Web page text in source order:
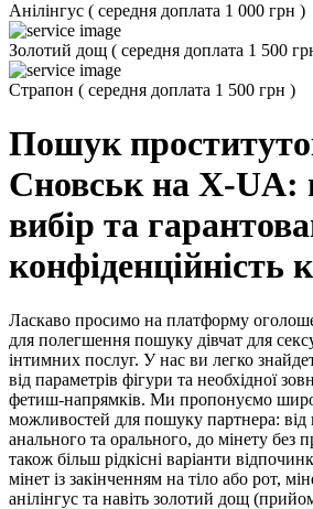
Анілінгус ( середня доплата 1 000 грн )
Золотий дощ ( середня доплата 1 500
Страпон ( середня доплата 1 500 грн )
Пошук
Сновськ на X-
вибір та
конфіденційність
Ласкаво просимо на платформу
для полегшення пошуку дівчат для
інтимних послуг. У нас ви легко
від параметрів фігури та необхідної
фетиш-напрямків. Ми пропонуємо
можливостей для пошуку партнера: від
анального та орального, до мінету без
також більш рідкісні варіанти
мінет із закінченням на тіло або рот,
анілінгус та навіть золотий дощ